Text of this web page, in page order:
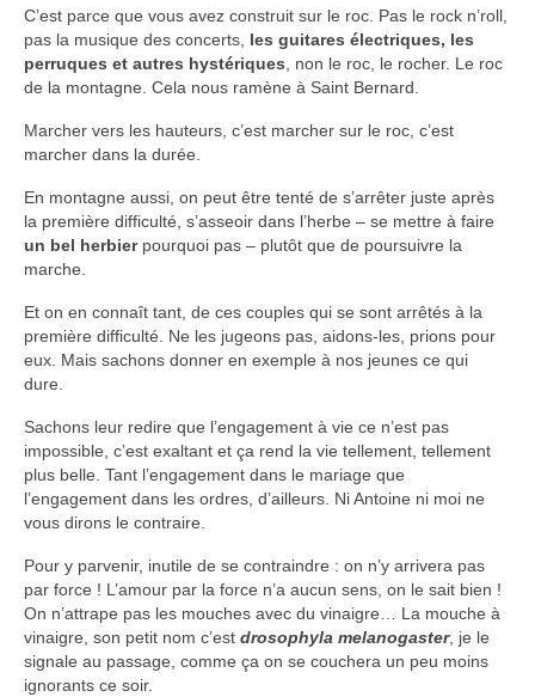
C’est parce que vous avez construit sur le roc. Pas le rock n’roll,
pas la musique des concerts, les guitares électriques, les
perruques et autres hystériques , non le roc, le rocher. Le roc
de la montagne. Cela nous ramène à Saint Bernard.
Marcher vers les hauteurs, c’est marcher sur le roc, c’est
marcher dans la durée.
En montagne aussi, on peut être tenté de s’arrêter juste après
la première difficulté, s’asseoir dans l’herbe – se mettre à faire
un bel herbierpourquoi pas – plutôt que de poursuivre la
marche.
Et on en connaît tant, de ces couples qui se sont arrêtés à la
première difficulté. Ne les jugeons pas, aidons-les, prions pour
eux. Mais sachons donner en exemple à nos jeunes ce qui
dure.
Sachons leur redire que l’engagement à vie ce n’est pas
impossible, c’est exaltant et ça rend la vie tellement, tellement
plus belle. Tant l’engagement dans le mariage que
l’engagement dans les ordres, d’ailleurs. Ni Antoine ni moi ne
vous dirons le contraire.
Pour y parvenir, inutile de se contraindre : on n’y arrivera pas
par force ! L’amour par la force n’a aucun sens, on le sait bien !
On n’attrape pas les mouches avec du vinaigre… La mouche à
vinaigre, son petit nom c’est drosophyla melanogaster, je le
signale au passage, comme ça on se couchera un peu moins
ignorants ce soir.